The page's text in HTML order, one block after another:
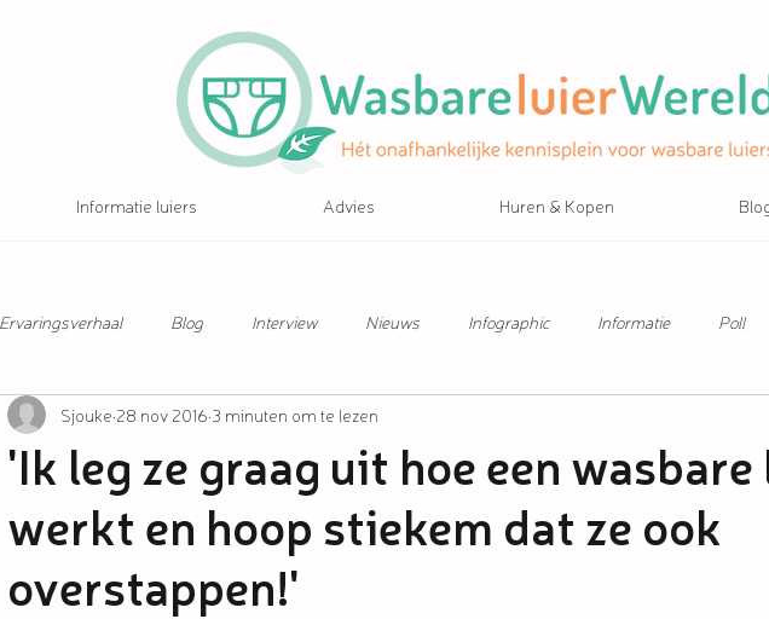
Informatie luiers Advies Huren & Kopen
Ervaringsverhaal Blog Interview Nieuws Infographic Informatie Poll
'Ik leg ze graag uit hoe een
werkt en hoop stiekem dat ze ook
overstappen!'
Sjouke 28 nov 2016 3 minuten om te lezen